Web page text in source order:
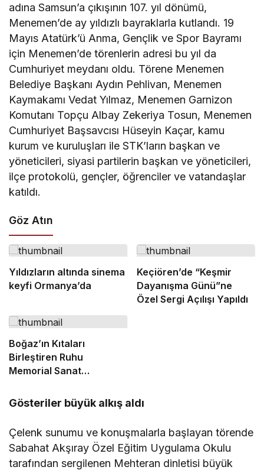
adına Samsun’a çıkışının 107. yıl dönümü,
Menemen’de ay yıldızlı bayraklarla kutlandı. 19
Mayıs Atatürk’ü Anma, Gençlik ve Spor Bayramı
için Menemen’de törenlerin adresi bu yıl da
Cumhuriyet meydanı oldu. Törene Menemen
Belediye Başkanı Aydın Pehlivan, Menemen
Kaymakamı Vedat Yılmaz, Menemen Garnizon
Komutanı Topçu Albay Zekeriya Tosun, Menemen
Cumhuriyet Başsavcısı Hüseyin Kaçar, kamu
kurum ve kuruluşları ile STK’ların başkan ve
yöneticileri, siyasi partilerin başkan ve yöneticileri,
ilçe protokolü, gençler, öğrenciler ve vatandaşlar
katıldı.
Göz Atın
Yıldızların altında sinema
keyfi Ormanya’da
Keçiören’de “Keşmir
Dayanışma Günü”ne
Özel Sergi Açılışı Yapıldı
Boğaz’ın Kıtaları
Birleştiren Ruhu
Memorial Sanat
Gösteriler büyük alkış aldı
Çelenk sunumu ve konuşmalarla başlayan törende
Sabahat Akşıray Özel Eğitim Uygulama Okulu
tarafından sergilenen Mehteran dinletisi büyük